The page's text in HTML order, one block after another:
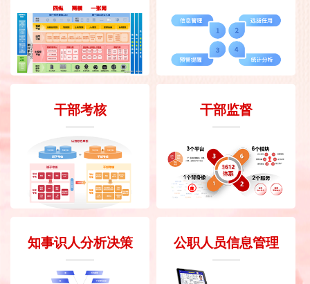
干部考核 干部监督
知事识人分析决策 公职人员信息管理